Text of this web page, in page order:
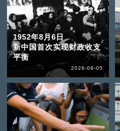
1952年8月6日
新中国首次实现财政收支
平衡
2026-08-05